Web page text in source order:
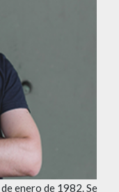
enero de 1982. Se